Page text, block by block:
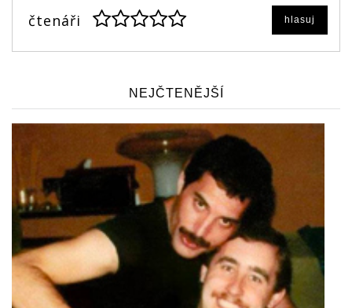
čtenáři hlasuj
NEJČTENĚJŠÍ